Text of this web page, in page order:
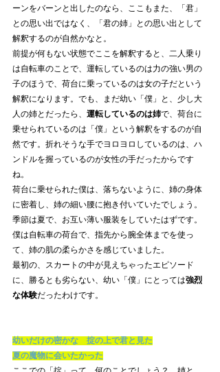
ーンをバーンと出したのなら、ここもまた、「君」
との思い出ではなく、「君の姉」との思い出として
解釈するのが自然かなと。
前提が何もない状態でここを解釈すると、二人乗り
は自転車のことで、運転しているのは力の強い男の
子のほうで、荷台に乗っているのは女の子だという
解釈になります。でも、まだ幼い「僕」と、少し大
人の姉とだったら、 運転しているのは姉で、荷台に
乗せられているのは「僕」という解釈をするのが自
然です。折れそうな手でヨロヨロしているのは、ハ
ンドルを握っているのが女性の手だったからです
ね。
荷台に乗せられた僕は、落ちないように、姉の身体
に密着し、姉の細い腰に抱き付いていたでしょう。
季節は夏で、お互い薄い服装をしていたはずです。
僕は自転車の荷台で、指先から腕全体までを使っ
て、姉の肌の柔らかさを感じていました。
最初の、スカートの中が見えちゃったエピソード
に、勝るとも劣らない、幼い「僕」にとっては強烈
な体験だったわけです。
幼いだけの密かな　掟の上で君と見た
夏の魔物に会いたかった